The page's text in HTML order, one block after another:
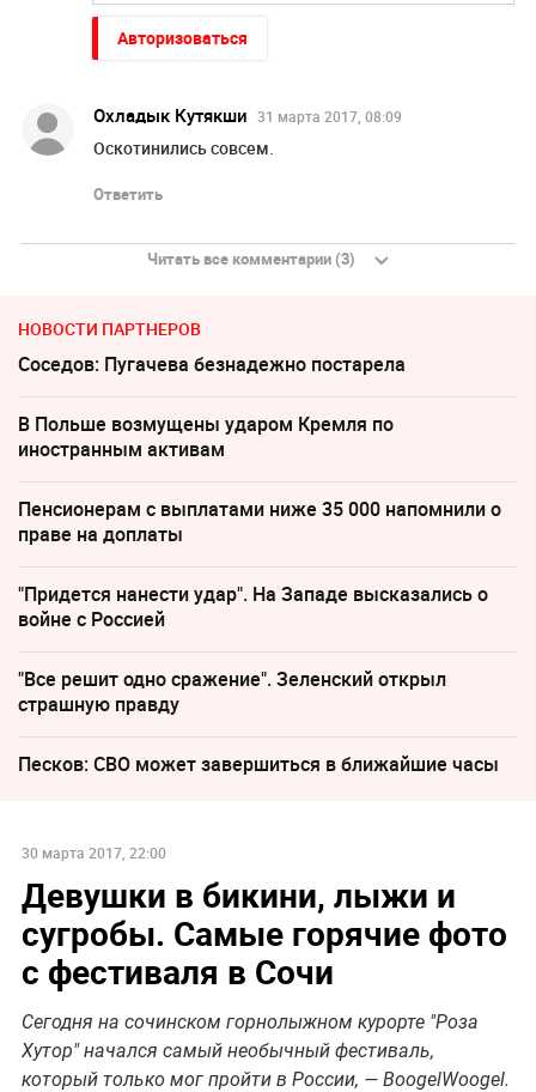
Авторизоваться
Охладык Кутякши 31 марта 2017, 08:09
Оскотинились совсем.
Ответить
Читать все комментарии (3)
НОВОСТИ ПАРТНЕРОВ
Соседов: Пугачева безнадежно постарела
В Польше возмущены ударом Кремля по
иностранным активам
Пенсионерам с выплатами ниже 35 000 напомнили о
праве на доплаты
"Придется нанести удар". На Западе высказались о
войне с Россией
"Все решит одно сражение". Зеленский открыл
страшную правду
Песков: СВО может завершиться в ближайшие часы
30 марта 2017, 22:00
Девушки в бикини, лыжи и
сугробы. Самые горячие фото
с фестиваля в Сочи
Сегодня на сочинском горнолыжном курорте "Роза
Хутор" начался самый необычный фестиваль,
который только мог пройти в России, — BoogelWoogel.